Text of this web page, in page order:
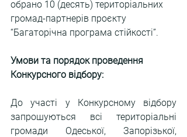
обрано 10 (десять) територіальних
громад-партнерів проєкту
“Багаторічна програма стійкості”.
Умови та порядок проведення
Конкурсного відбору:
До участі у Конкурсному відбору
запрошуються всі територіальні
громади Одеської, Запорізької,